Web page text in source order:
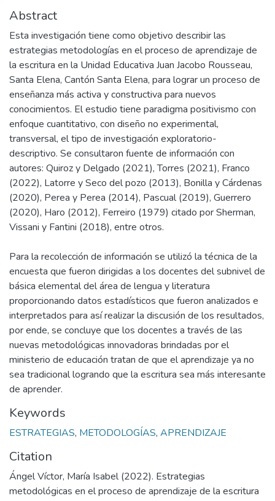
Abstract
Esta investigación tiene como objetivo describir las
estrategias metodologías en el proceso de aprendizaje de
la escritura en la Unidad Educativa Juan Jacobo Rousseau,
Santa Elena, Cantón Santa Elena, para lograr un proceso de
enseñanza más activa y constructiva para nuevos
conocimientos. El estudio tiene paradigma positivismo con
enfoque cuantitativo, con diseño no experimental,
transversal, el tipo de investigación exploratorio-
descriptivo. Se consultaron fuente de información con
autores: Quiroz y Delgado (2021), Torres (2021), Franco
(2022), Latorre y Seco del pozo (2013), Bonilla y Cárdenas
(2020), Perea y Perea (2014), Pascual (2019), Guerrero
(2020), Haro (2012), Ferreiro (1979) citado por Sherman,
Vissani y Fantini (2018), entre otros.
Para la recolección de información se utilizó la técnica de la
encuesta que fueron dirigidas a los docentes del subnivel de
básica elemental del área de lengua y literatura
proporcionando datos estadísticos que fueron analizados e
interpretados para así realizar la discusión de los resultados,
por ende, se concluye que los docentes a través de las
nuevas metodológicas innovadoras brindadas por el
ministerio de educación tratan de que el aprendizaje ya no
sea tradicional logrando que la escritura sea más interesante
de aprender.
Keywords
ESTRATEGIAS, METODOLOGÍAS, APRENDIZAJE
Citation
Ángel Víctor, María Isabel (2022). Estrategias
metodológicas en el proceso de aprendizaje de la escritura